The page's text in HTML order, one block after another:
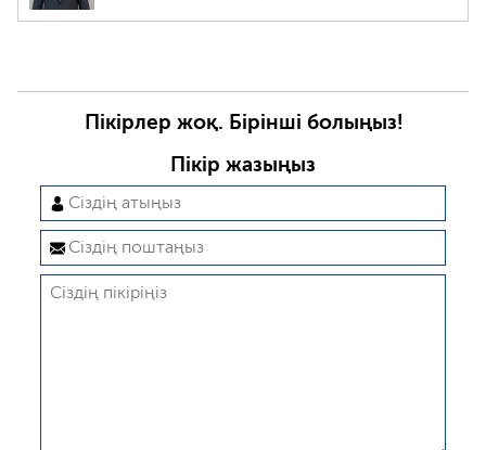
Пікірлер жоқ. Бірінші болыңыз!
Пікір жазыңыз